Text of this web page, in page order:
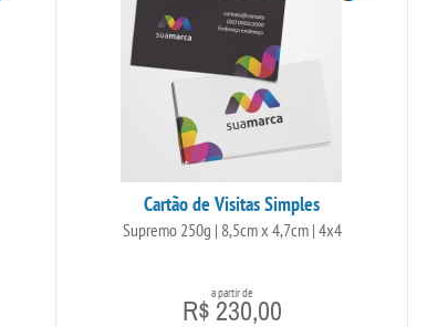
Cartão de Visitas Simples
Supremo 250g | 8,5cm x 4,7cm | 4x4
a partir de
R$ 230,00